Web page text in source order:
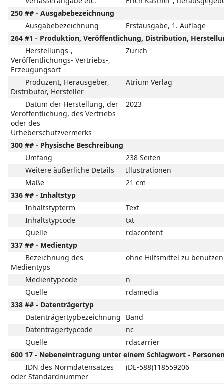
250 ## - Ausgabebezeichnung
Ausgabebezeichnung
Erstausgabe, 1. Auflage
264 #1 - Produktion, Veröffentlichung, Distribution,
Herstellungs-,
Veröffentlichungs- Vertriebs-,
Erzeugungsort
Zürich
Produzent, Herausgeber,
Distributor, Hersteller
Atrium Verlag
Datum der Herstellung, der
Veröffentlichung, des Vertriebs
oder des
Urheberschutzvermerks
2023
300 ## - Physische Beschreibung
Umfang
238 Seiten
Weitere äußerliche Details
Illustrationen
Maße
21 cm
336 ## - Inhaltstyp
Inhaltstypterm
Text
Inhaltstypcode
txt
Quelle
rdacontent
337 ## - Medientyp
Bezeichnung des
Medientyps
ohne Hilfsmittel zu benutzen
Medientypcode
n
Quelle
rdamedia
338 ## - Datenträgertyp
Datenträgertypbezeichnung Band
Datenträgertypcode
nc
Quelle
rdacarrier
600 17 - Nebeneintragung unter einem Schlagwort -
IDN des Normdatensatzes
oder Standardnummer
(DE-588)118559206